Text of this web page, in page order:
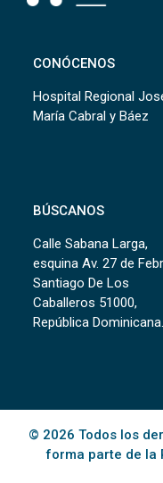
CONÓCENOS
Hospital Regional
María Cabral y Báez
BÚSCANOS
Calle Sabana Larga,
esquina Av. 27 de
Santiago De Los
Caballeros 51000,
República Dominicana.
© 2026 Todos los
forma parte de la